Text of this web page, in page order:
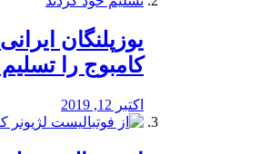
یوزپلنگان
کامبوج را
اکتبر 12, 2019